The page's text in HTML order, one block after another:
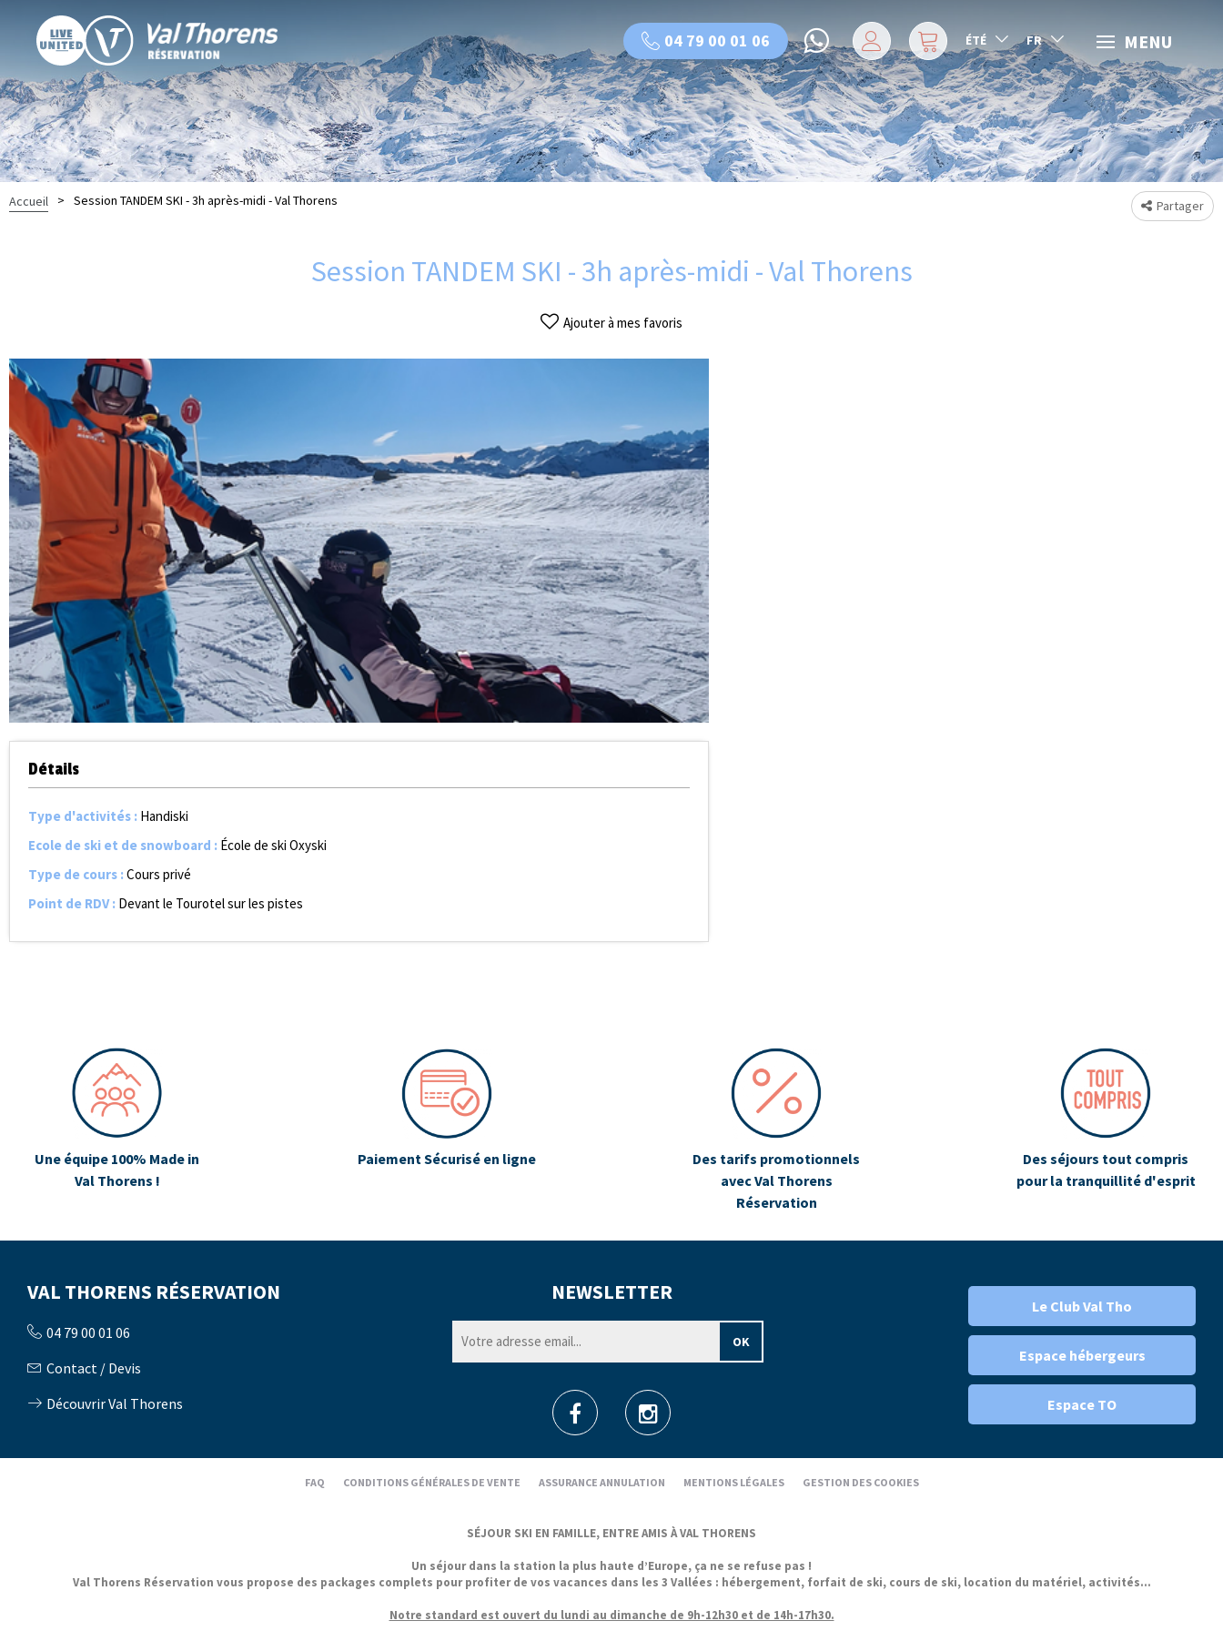
04 79 00 01 06 ÉTÉ FR MENU
Accueil > Session TANDEM SKI - 3h après-midi - Val Thorens Partager
Session TANDEM SKI - 3h après-midi - Val Thorens
Ajouter à mes favoris
Détails
Type d'activités : Handiski
Ecole de ski et de snowboard : École de ski Oxyski
Type de cours :Cours privé
Point de RDV: Devant le Tourotel sur les pistes
Une équipe 100% Made in
Val Thorens !
Paiement Sécurisé en ligne
Des tarifs promotionnels
avec Val Thorens
Réservation
Des séjours tout compris
pour la tranquillité d'esprit
VAL THORENS RÉSERVATION
04 79 00 01 06
Contact / Devis
Découvrir Val Thorens
NEWSLETTER
Le Club Val Tho
Espace hébergeurs
Espace TO
FAQ CONDITIONS GÉNÉRALES DE VENTE ASSURANCE ANNULATION MENTIONS LÉGALES GESTION DES COOKIES
SÉJOUR SKI EN FAMILLE, ENTRE AMIS À VAL THORENS
Un séjour dans la station la plus haute d’Europe, ça ne se refuse pas !
Val Thorens Réservation vous propose des packages complets pour profiter de vos vacances dans les 3 Vallées : hébergement, forfait de ski, cours de ski, location du matériel, activités...
Notre standard est ouvert du lundi au dimanche de 9h-12h30 et de 14h-17h30.